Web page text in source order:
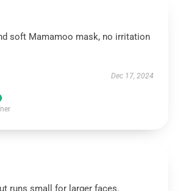
soft Mamamoo mask, no irritation
Dec 17, 2024
runs small for larger faces.